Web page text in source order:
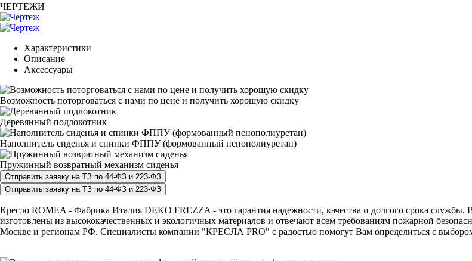
ЧЕРТЕЖИ
Характеристики
Описание
Аксессуары
Возможность поторговаться с нами по цене и получить хорошую скидку
Деревянный подлокотник
Наполнитель сиденья и спинки ФППУ (формованный пенополиуретан)
Пружинный возвратный механизм сиденья
Кресло ROMEA - Фабрика Италия DEKO FREZZA - это гарантия надежности, качества и долгого срока службы.
изготовлены из высококачественных и экологичных материалов и отвечают всем требованиям пожарной
Москве и регионам РФ. Специалисты компании "КРЕСЛА PRO" с радостью помогут Вам определиться с